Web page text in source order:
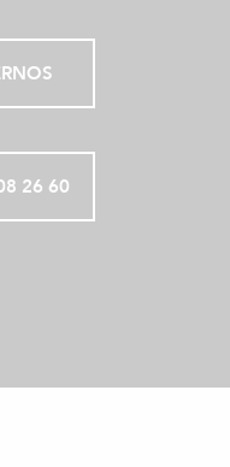
26 60